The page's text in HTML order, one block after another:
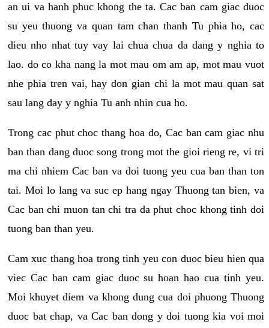
an ui va hanh phuc khong the ta. Cac ban cam giac duoc
su yeu thuong va quan tam chan thanh Tu phia ho, cac
dieu nho nhat tuy vay lai chua chua da dang y nghia to
lao. do co kha nang la mot mau om am ap, mot mau vuot
nhe phia tren vai, hay don gian chi la mot mau quan sat
sau lang day y nghia Tu anh nhin cua ho.
Trong cac phut choc thang hoa do, Cac ban cam giac nhu
ban than dang duoc song trong mot the gioi rieng re, vi tri
ma chi nhiem Cac ban va doi tuong yeu cua ban than ton
tai. Moi lo lang va suc ep hang ngay Thuong tan bien, va
Cac ban chi muon tan chi tra da phut choc khong tinh doi
tuong ban than yeu.
Cam xuc thang hoa trong tinh yeu con duoc bieu hien qua
viec Cac ban cam giac duoc su hoan hao cua tinh yeu.
Moi khuyet diem va khong dung cua doi phuong Thuong
duoc bat chap, va Cac ban dong y doi tuong kia voi moi